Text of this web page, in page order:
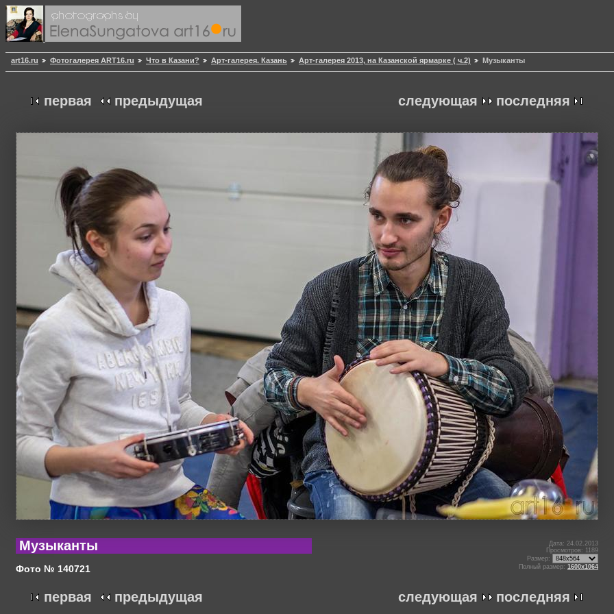
art16.ru Фотогалерея ART16.ru Что в Казани? Арт-галерея. Казань Арт-галерея 2013, на Казанской ярмарке ( ч.2) Музыканты
следующая последняя
первая предыдущая
Музыканты
Фото № 140721
Дата: 24.02.2013
Просмотров: 1189
Размер:
Полный размер: 1600x1064
следующая последняя
первая предыдущая